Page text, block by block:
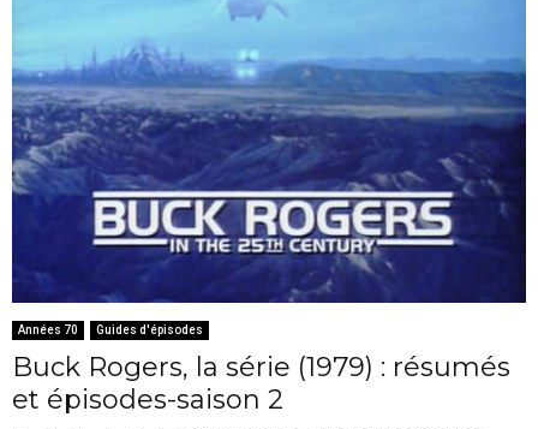
Années 70 Guides d'épisodes
Buck Rogers, la série (1979) : résumés
et épisodes-saison 2